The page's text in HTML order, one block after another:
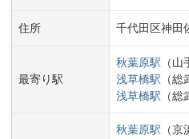
住所 千代田区神田
最寄り駅
秋葉原駅 （山
浅草橋駅 （総
浅草橋駅 （総
秋葉原駅 （京